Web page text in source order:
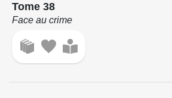
Tome 38
Face au crime